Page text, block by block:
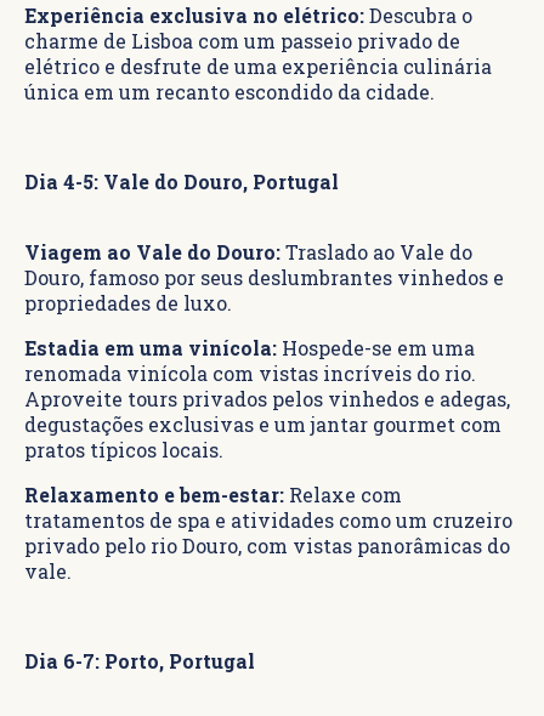
Experiência exclusiva no elétrico:Descubra o
charme de Lisboa com um passeio privado de
elétrico e desfrute de uma experiência culinária
única em um recanto escondido da cidade.
Dia 4-5: Vale do Douro, Portugal
Viagem ao Vale do Douro:Traslado ao Vale do
Douro, famoso por seus deslumbrantes vinhedos e
propriedades de luxo.
Estadia em uma vinícola: Hospede-se em uma
renomada vinícola com vistas incríveis do rio.
Aproveite tours privados pelos vinhedos e adegas,
degustações exclusivas e um jantar gourmet com
pratos típicos locais.
Relaxamento e bem-estar: Relaxe com
tratamentos de spa e atividades como um cruzeiro
privado pelo rio Douro, com vistas panorâmicas do
vale.
Dia 6-7: Porto, Portugal